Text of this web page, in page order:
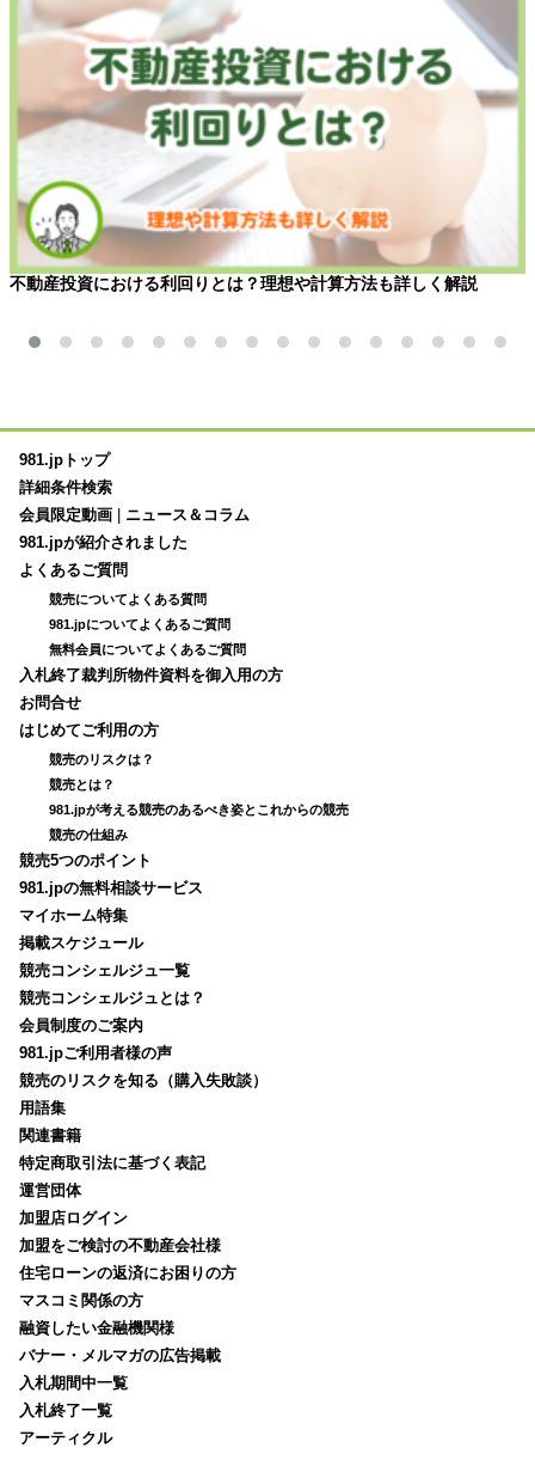
不動産投資における利回りとは？理想や計算方法も詳しく解説
981.jpトップ
詳細条件検索
会員限定動画
ニュース＆コラム
981.jpが紹介されました
よくあるご質問
競売についてよくある質問
981.jpについてよくあるご質問
無料会員についてよくあるご質問
入札終了裁判所物件資料を御入用の方
お問合せ
はじめてご利用の方
競売のリスクは？
競売とは？
981.jpが考える競売のあるべき姿とこれからの競売
競売の仕組み
競売5つのポイント
981.jpの無料相談サービス
マイホーム特集
掲載スケジュール
競売コンシェルジュ一覧
競売コンシェルジュとは？
会員制度のご案内
981.jpご利用者様の声
競売のリスクを知る（購入失敗談）
用語集
関連書籍
特定商取引法に基づく表記
運営団体
加盟店ログイン
加盟をご検討の不動産会社様
住宅ローンの返済にお困りの方
マスコミ関係の方
融資したい金融機関様
バナー・メルマガの広告掲載
入札期間中一覧
入札終了一覧
アーティクル